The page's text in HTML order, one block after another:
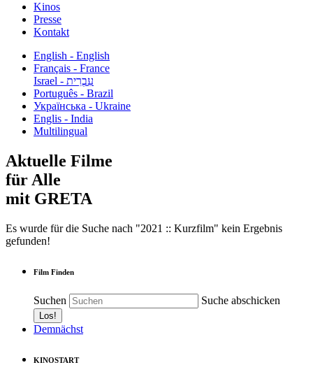
Kinos
Presse
Kontakt
English - English
Français - France
עִבְרִית - Israel
Português - Brazil
Українська - Ukraine
Englis - India
Multilingual
Aktuelle Filme
für Alle
mit GRETA
Es wurde für die Suche nach "2021 :: Kurzfilm" kein Ergebnis
gefunden!
Film Finden
Suchen Suche abschicken
Demnächst
KINOSTART